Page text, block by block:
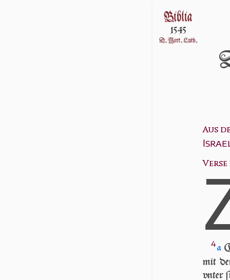
Aus
Verse
4
a
mit
vn­ter